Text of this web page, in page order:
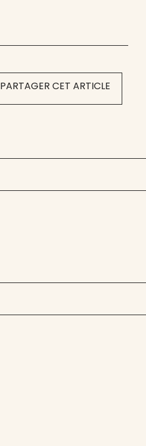
PARTAGER CET ARTICLE